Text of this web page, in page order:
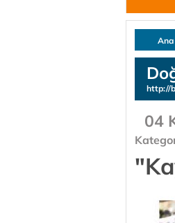
http://
04